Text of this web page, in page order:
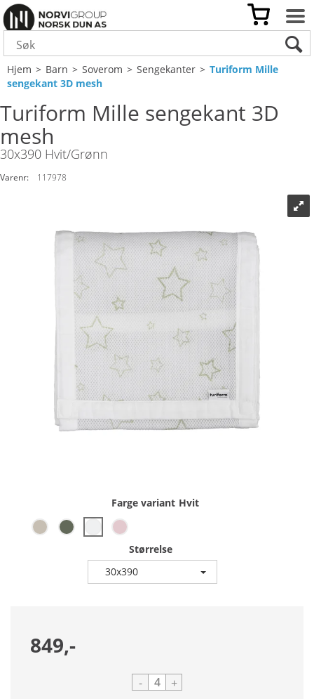
Hjem>Barn>Soverom>Sengekanter>Turiform Mille
sengekant 3D mesh
Turiform Mille sengekant 3D
mesh
30x390 Hvit/Grønn
Varenr: 117978
Farge variant Hvit
Størrelse
30x390
849,-
- +